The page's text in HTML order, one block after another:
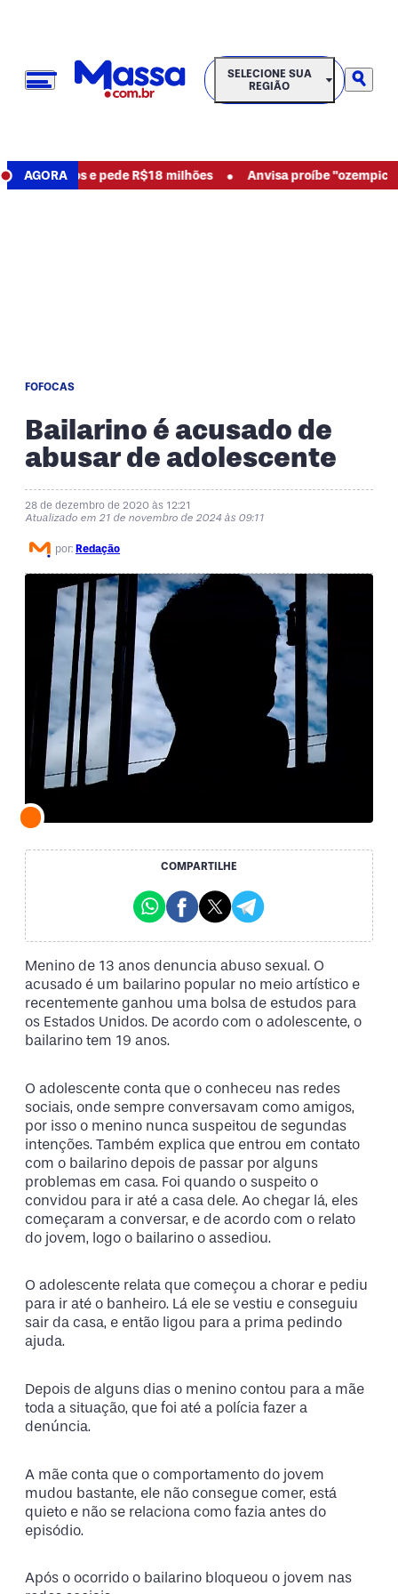
SELECIONE SUA REGIÃO
SELECIONE SUA
REGIÃO
AGORA
abusos e pede R$18 milhões • Anvisa proíbe "ozempic
FOFOCAS
Bailarino é acusado de
abusar de adolescente
28 de dezembro de 2020 às 12:21
Atualizado em 21 de novembro de 2024 às 09:11
por: Redação
COMPARTILHE
Menino de 13 anos denuncia abuso sexual. O
acusado é um bailarino popular no meio artístico e
recentemente ganhou uma bolsa de estudos para
os Estados Unidos. De acordo com o adolescente, o
bailarino tem 19 anos.
O adolescente conta que o conheceu nas redes
sociais, onde sempre conversavam como amigos,
por isso o menino nunca suspeitou de segundas
intenções. Também explica que entrou em contato
com o bailarino depois de passar por alguns
problemas em casa. Foi quando o suspeito o
convidou para ir até a casa dele. Ao chegar lá, eles
começaram a conversar, e de acordo com o relato
do jovem, logo o bailarino o assediou.
O adolescente relata que começou a chorar e pediu
para ir até o banheiro. Lá ele se vestiu e conseguiu
sair da casa, e então ligou para a prima pedindo
ajuda.
Depois de alguns dias o menino contou para a mãe
toda a situação, que foi até a polícia fazer a
denúncia.
A mãe conta que o comportamento do jovem
mudou bastante, ele não consegue comer, está
quieto e não se relaciona como fazia antes do
episódio.
Após o ocorrido o bailarino bloqueou o jovem nas